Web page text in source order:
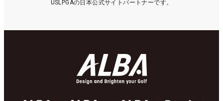
USLPGAの日本公式サイトパートナーです。